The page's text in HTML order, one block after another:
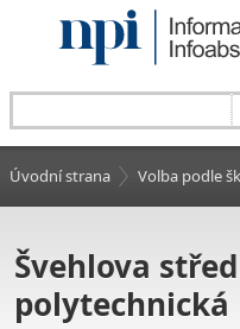
Úvodní strana Volba podle
Švehlova
polytechnická